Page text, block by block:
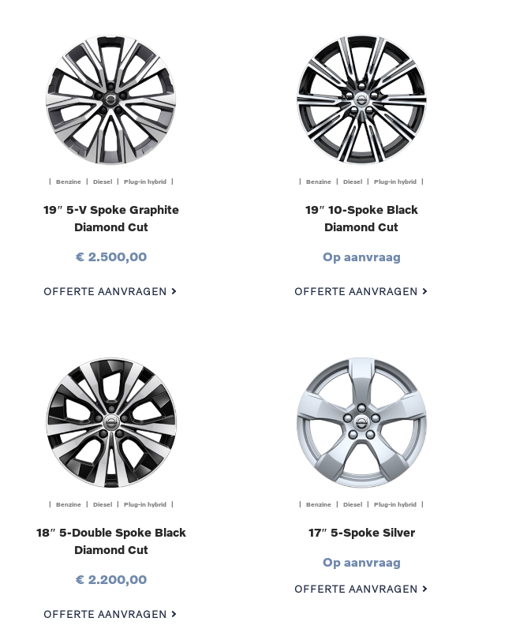
| Benzine | Diesel | Plug-in hybrid |
19″ 5-V Spoke Graphite
Diamond Cut
€ 2.500,00
OFFERTE AANVRAGEN
| Benzine | Diesel | Plug-in hybrid |
19″ 10-Spoke Black
Diamond Cut
Op aanvraag
OFFERTE AANVRAGEN
| Benzine | Diesel | Plug-in hybrid |
18″ 5-Double Spoke Black
Diamond Cut
€ 2.200,00
OFFERTE AANVRAGEN
| Benzine | Diesel | Plug-in hybrid |
17″ 5-Spoke Silver
Op aanvraag
OFFERTE AANVRAGEN